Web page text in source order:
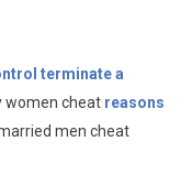
terminate a
women cheat reasons
men cheat